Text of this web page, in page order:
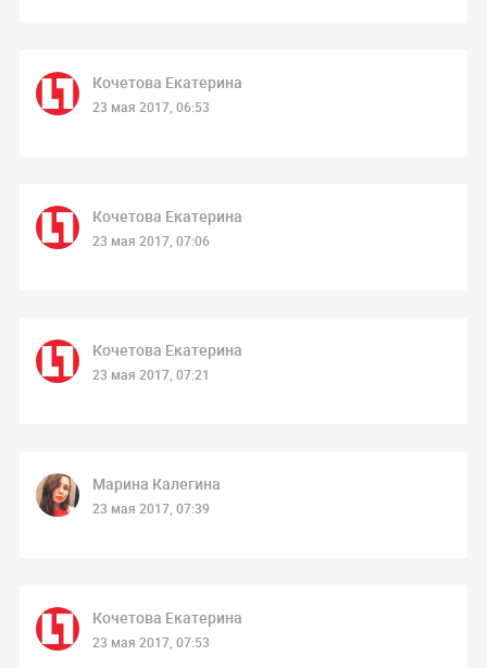
Кочетова Екатерина
23 мая 2017, 06:53
Кочетова Екатерина
23 мая 2017, 07:06
Кочетова Екатерина
23 мая 2017, 07:21
Марина Калегина
23 мая 2017, 07:39
Кочетова Екатерина
23 мая 2017, 07:53